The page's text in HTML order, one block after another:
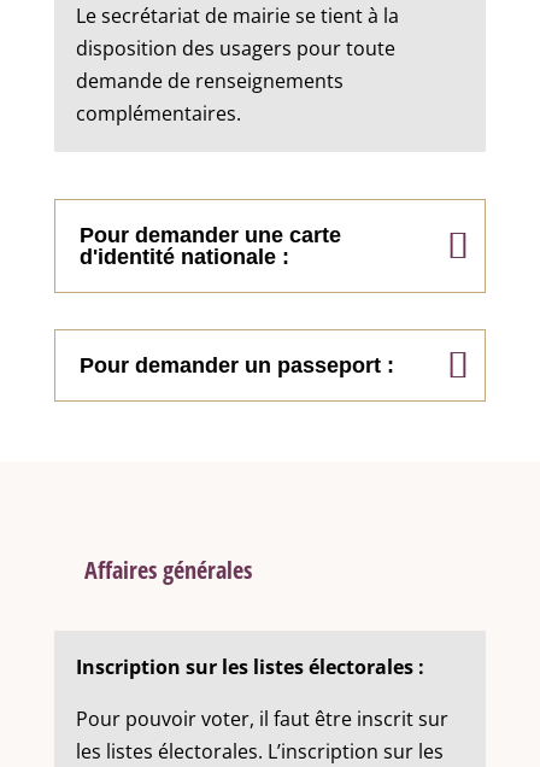
Le secrétariat de mairie se tient à la
disposition des usagers pour toute
demande de renseignements
complémentaires.
Pour demander une carte
d'identité nationale :
Pour demander un passeport :
Affaires générales
Inscription sur les listes électorales :
Pour pouvoir voter, il faut être inscrit sur
les listes électorales. L’inscription sur les